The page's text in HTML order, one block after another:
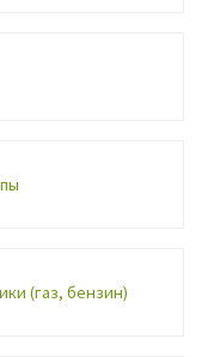
(газ, бензин)